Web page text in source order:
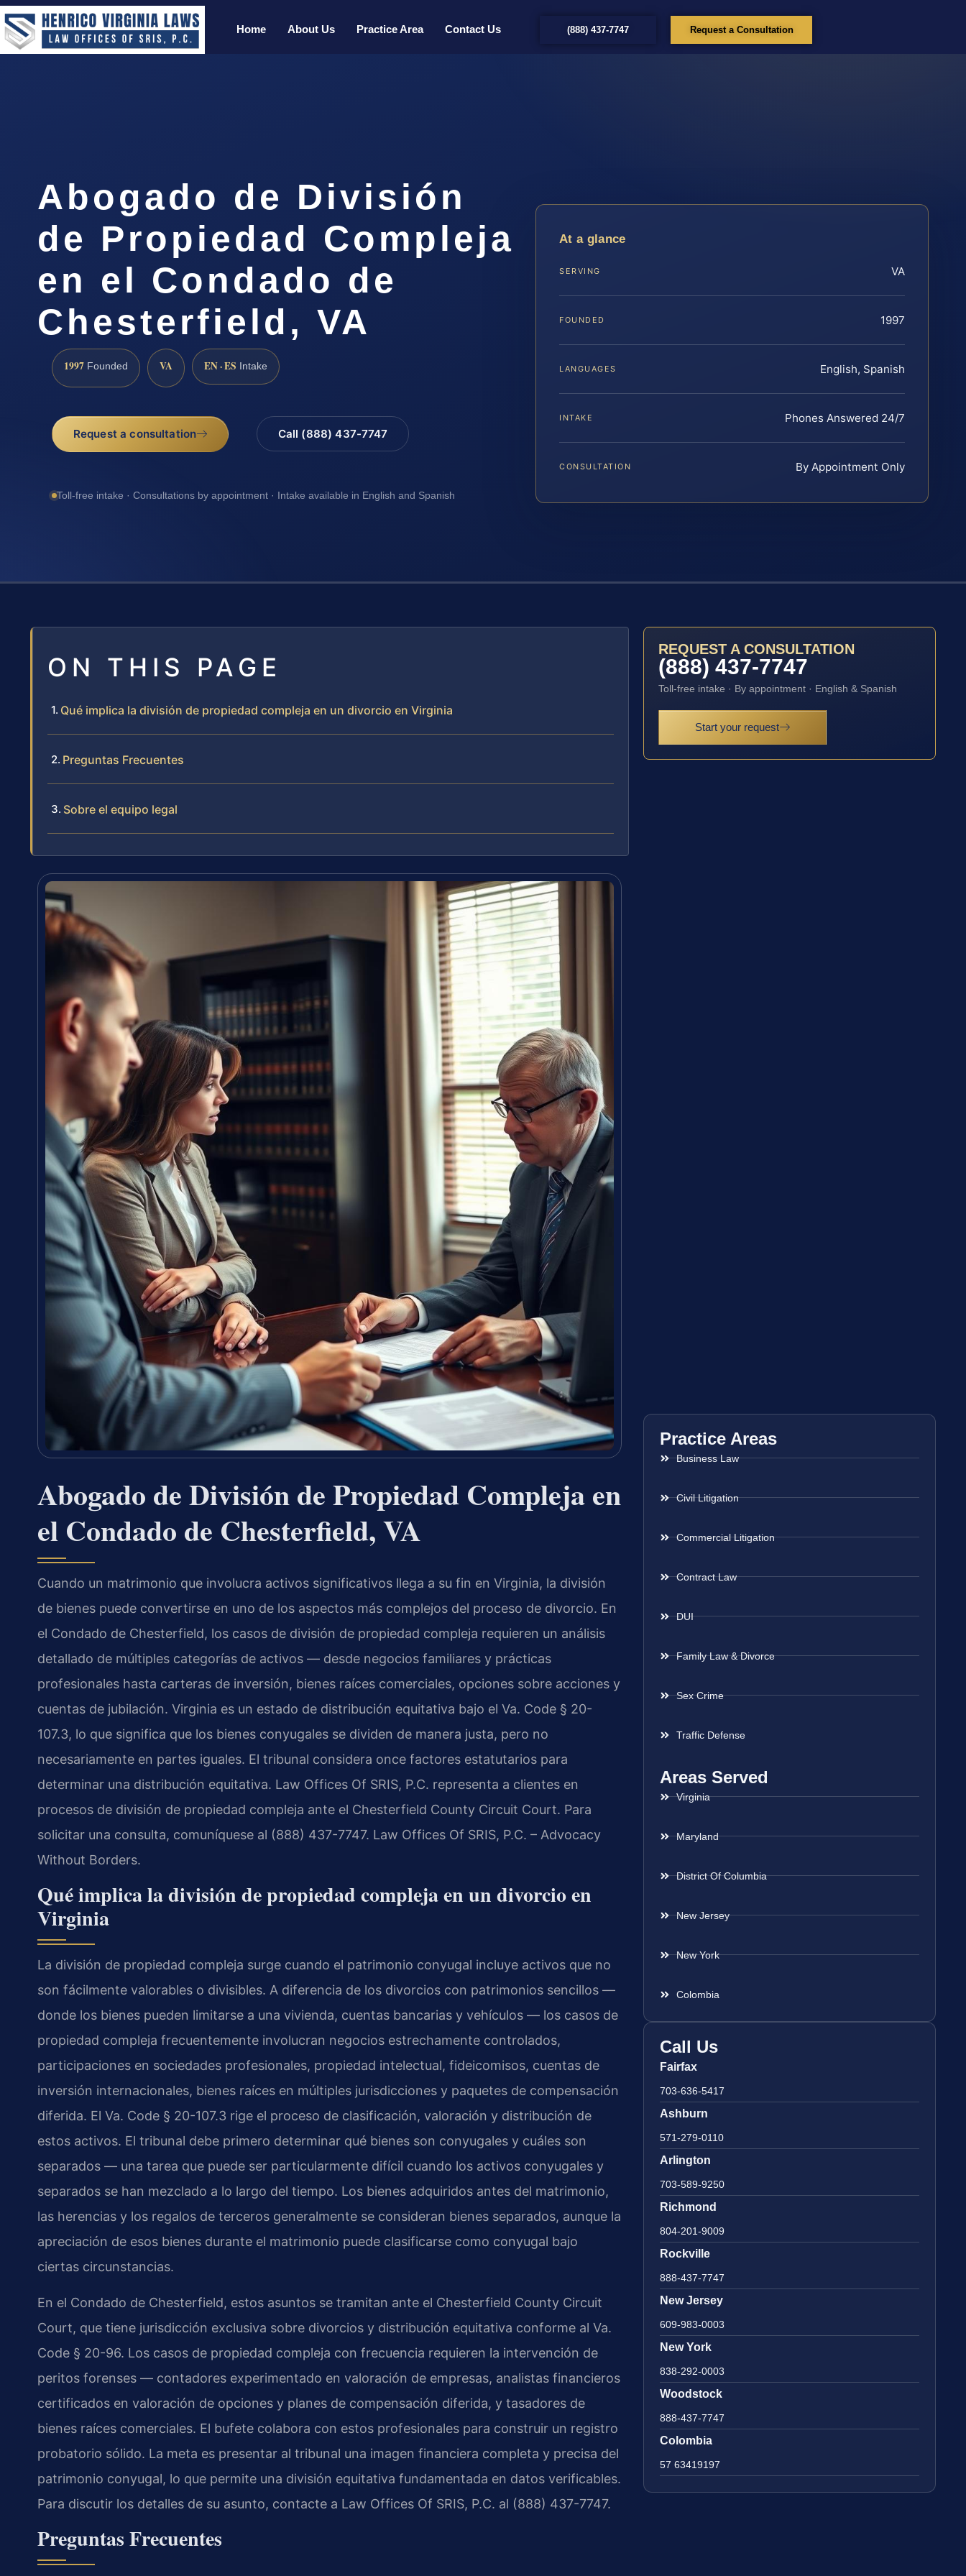
Home About Us Practice Area Contact Us (888) 437-7747 Request a Consultation
Abogado de División
de Propiedad Compleja
en el Condado de
Chesterfield, VA
1997 Founded VA EN · ES Intake
Request a consultation Call (888) 437-7747
Toll-free intake · Consultations by appointment · Intake available in English and Spanish
At a glance
SERVING VA
FOUNDED 1997
LANGUAGES English, Spanish
INTAKE Phones Answered 24/7
CONSULTATION By Appointment Only
ON THIS PAGE
Qué implica la división de propiedad compleja en un divorcio en Virginia
Preguntas Frecuentes
Sobre el equipo legal
Abogado de División de Propiedad Compleja en
el Condado de Chesterfield, VA
Cuando un matrimonio que involucra activos significativos llega a su fin en Virginia, la división
de bienes puede convertirse en uno de los aspectos más complejos del proceso de divorcio. En
el Condado de Chesterfield, los casos de división de propiedad compleja requieren un análisis
detallado de múltiples categorías de activos — desde negocios familiares y prácticas
profesionales hasta carteras de inversión, bienes raíces comerciales, opciones sobre acciones y
cuentas de jubilación. Virginia es un estado de distribución equitativa bajo el Va. Code § 20-
107.3, lo que significa que los bienes conyugales se dividen de manera justa, pero no
necesariamente en partes iguales. El tribunal considera once factores estatutarios para
determinar una distribución equitativa. Law Offices Of SRIS, P.C. representa a clientes en
procesos de división de propiedad compleja ante el Chesterfield County Circuit Court. Para
solicitar una consulta, comuníquese al (888) 437-7747. Law Offices Of SRIS, P.C. – Advocacy
Without Borders.
Qué implica la división de propiedad compleja en un divorcio en
Virginia
La división de propiedad compleja surge cuando el patrimonio conyugal incluye activos que no
son fácilmente valorables o divisibles. A diferencia de los divorcios con patrimonios sencillos —
donde los bienes pueden limitarse a una vivienda, cuentas bancarias y vehículos — los casos de
propiedad compleja frecuentemente involucran negocios estrechamente controlados,
participaciones en sociedades profesionales, propiedad intelectual, fideicomisos, cuentas de
inversión internacionales, bienes raíces en múltiples jurisdicciones y paquetes de compensación
diferida. El Va. Code § 20-107.3 rige el proceso de clasificación, valoración y distribución de
estos activos. El tribunal debe primero determinar qué bienes son conyugales y cuáles son
separados — una tarea que puede ser particularmente difícil cuando los activos conyugales y
separados se han mezclado a lo largo del tiempo. Los bienes adquiridos antes del matrimonio,
las herencias y los regalos de terceros generalmente se consideran bienes separados, aunque la
apreciación de esos bienes durante el matrimonio puede clasificarse como conyugal bajo
ciertas circunstancias.
En el Condado de Chesterfield, estos asuntos se tramitan ante el Chesterfield County Circuit
Court, que tiene jurisdicción exclusiva sobre divorcios y distribución equitativa conforme al Va.
Code § 20-96. Los casos de propiedad compleja con frecuencia requieren la intervención de
peritos forenses — contadores experimentado en valoración de empresas, analistas financieros
certificados en valoración de opciones y planes de compensación diferida, y tasadores de
bienes raíces comerciales. El bufete colabora con estos profesionales para construir un registro
probatorio sólido. La meta es presentar al tribunal una imagen financiera completa y precisa del
patrimonio conyugal, lo que permite una división equitativa fundamentada en datos verificables.
Para discutir los detalles de su asunto, contacte a Law Offices Of SRIS, P.C. al (888) 437-7747.
Preguntas Frecuentes
REQUEST A CONSULTATION
(888) 437-7747
Toll-free intake · By appointment · English & Spanish
Start your request
Practice Areas
Business Law
Civil Litigation
Commercial Litigation
Contract Law
DUI
Family Law & Divorce
Sex Crime
Traffic Defense
Areas Served
Virginia
Maryland
District Of Columbia
New Jersey
New York
Colombia
Call Us
Fairfax
703-636-5417
Ashburn
571-279-0110
Arlington
703-589-9250
Richmond
804-201-9009
Rockville
888-437-7747
New Jersey
609-983-0003
New York
838-292-0003
Woodstock
888-437-7747
Colombia
57 63419197